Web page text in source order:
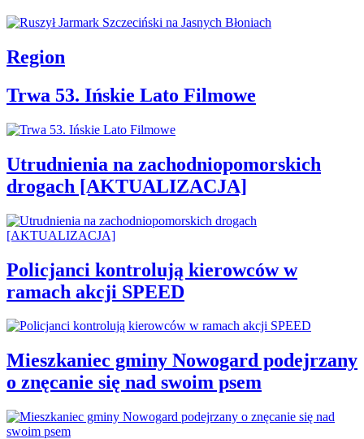
Region
Trwa 53. Ińskie Lato Filmowe
Utrudnienia na zachodniopomorskich
drogach [AKTUALIZACJA]
Policjanci kontrolują kierowców w
ramach akcji SPEED
Mieszkaniec gminy Nowogard podejrzany
o znęcanie się nad swoim psem